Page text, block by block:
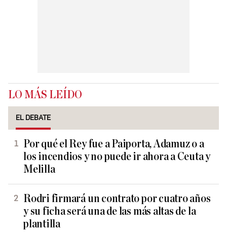
LO MÁS LEÍDO
EL DEBATE
Por qué el Rey fue a Paiporta, Adamuz o a
los incendios y no puede ir ahora a Ceuta y
Melilla
Rodri firmará un contrato por cuatro años
y su ficha será una de las más altas de la
plantilla